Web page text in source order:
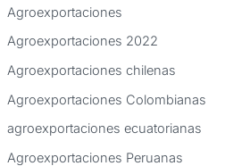
Agroexportaciones
Agroexportaciones 2022
Agroexportaciones chilenas
Agroexportaciones Colombianas
agroexportaciones ecuatorianas
Agroexportaciones Peruanas